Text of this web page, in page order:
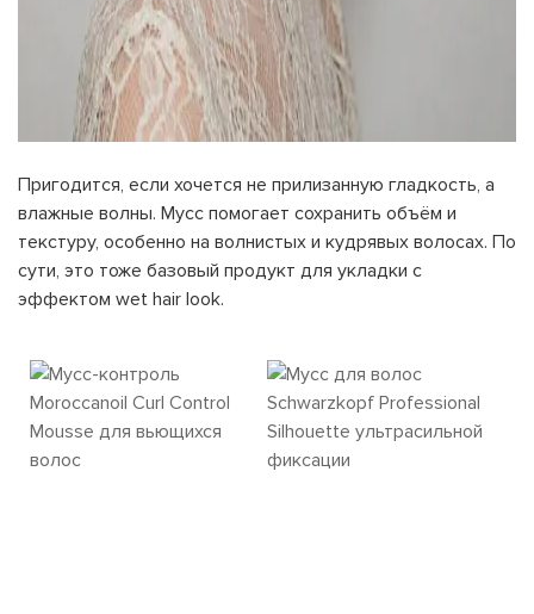
Пригодится, если хочется не прилизанную гладкость, а
влажные волны. Мусс помогает сохранить объём и
текстуру, особенно на волнистых и кудрявых волосах. По
сути, это тоже базовый продукт для укладки с
эффектом wet hair look.